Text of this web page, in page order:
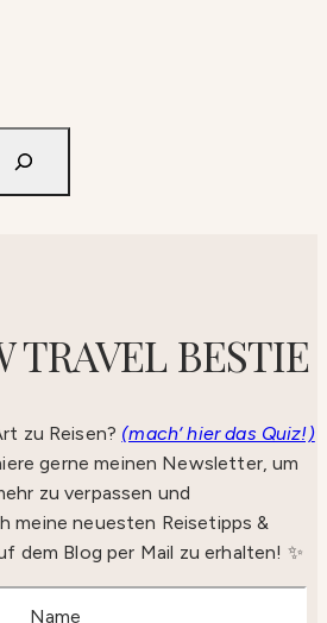
TRAVEL BESTIE
zu Reisen? (mach‘ hier das Quiz!)
gerne meinen Newsletter, um
zu verpassen und
meine neuesten Reisetipps &
dem Blog per Mail zu erhalten! ✨